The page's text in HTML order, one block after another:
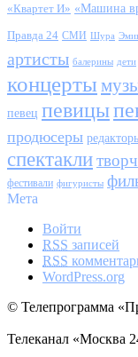
«Квартет И» «Машина
Правда 24 СМИ Шура
артисты балерины дети
концерты
певец певицы
продюсеры
спектакли
фестивали фигуристы
Мета
Войти
RSS записей
RSS
WordPress.org
© Телепрограмма
Телеканал «Москва